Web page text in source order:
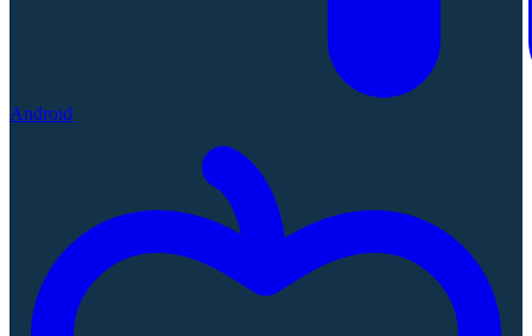
Android